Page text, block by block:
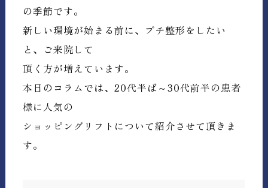
の季節です。
新しい環境が始まる前に、プチ整形をしたい
と、ご来院して
頂く方が増えています。
本日のコラムでは、20代半ば～30代前半の患者
様に人気の
ショッピングリフトについて紹介させて頂きま
す。